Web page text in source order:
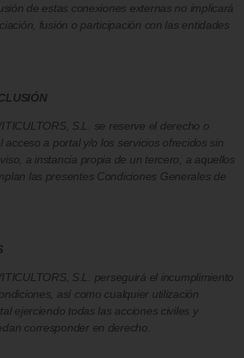
de estas conexiones externas no implicará
fusión o participación con las entidades
S.L. se reserve el derecho o
acceso a portal y/o los servicios ofrecidos sin
a instancia propia de un tercero, a aquellos
las presentes Condiciones Generales de
S.L. perseguirá el incumplimiento
así como cualquier utilización
ejerciendo todas las acciones civiles y
corresponder en derecho.